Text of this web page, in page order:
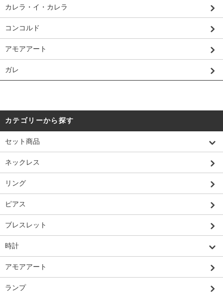
カレラ・イ・カレラ
コンコルド
アモアアート
ガレ
カテゴリーから探す
セット商品
ネックレス
リング
ピアス
ブレスレット
時計
アモアアート
ランプ